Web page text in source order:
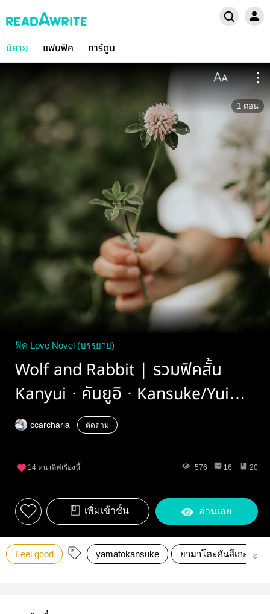
นิยาย แฟนฟิค การ์ตูน
1 ตอน
ฟิค Love Novel (บรรยาย)
Wolf and Rabbit | รวมฟิคสั้น
Kanyui · คันยูอิ · Kansuke/Yui
(Fic Detective Conan · โคนัน)
ccarcharia ติดตาม
14 คน เลิฟเรื่องนี้ 576 16 20
เพิ่มเข้าชั้น อ่านเลย
Feel good yamatokansuke ยามาโตะคันสึเกะ